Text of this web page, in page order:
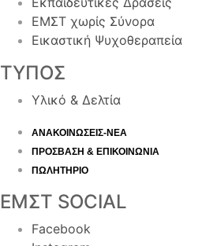
ΕΜΣΤ χωρίς Σύνορα
Εικαστική Ψυχοθεραπεία
ΤΥΠΟΣ
Υλικό & Δελτία
ΑΝΑΚΟΙΝΩΣΕΙΣ-ΝΕΑ
ΠΡΟΣΒΑΣΗ & ΕΠΙΚΟΙΝΩΝΙΑ
ΠΩΛΗΤΗΡΙΟ
ΕΜΣΤ SOCIAL
Facebook